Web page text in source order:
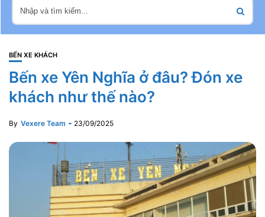
BẾN XE KHÁCH
Bến xe Yên Nghĩa ở đâu? Đón xe
khách như thế nào?
By Vexere Team 23/09/2025